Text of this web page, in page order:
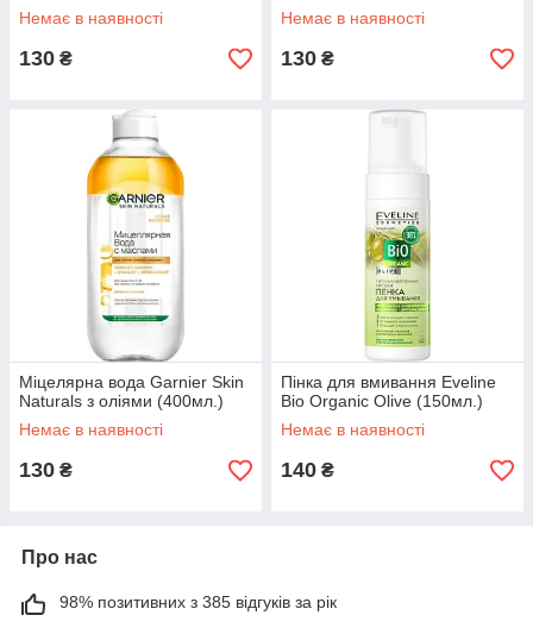
Немає в наявності
130 ₴
Немає в наявності
130 ₴
Міцелярна вода Garnier Skin
Naturals з оліями (400мл.)
Немає в наявності
130 ₴
Пінка для вмивання Eveline
Bio Organic Olive (150мл.)
Немає в наявності
140 ₴
Про нас
98% позитивних з 385 відгуків за рік